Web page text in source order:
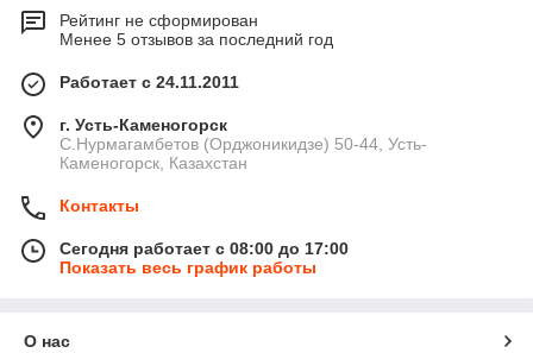
Рейтинг не сформирован
Менее 5 отзывов за последний год
Работает с 24.11.2011
г. Усть-Каменогорск
С.Нурмагамбетов (Орджоникидзе) 50-44, Усть-
Каменогорск, Казахстан
Контакты
Сегодня работает с 08:00 до 17:00
Показать весь график работы
О нас